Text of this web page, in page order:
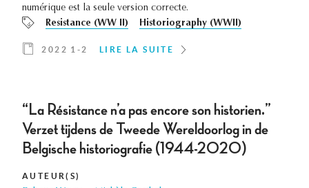
numérique est la seule version correcte.
Resistance (WW II)
Historiography (WWII)
2022 1-2 LIRE LA SUITE
“La Résistance n’a pas encore son historien.”
Verzet tijdens de Tweede Wereldoorlog in de
Belgische historiografie (1944-2020)
AUTEUR(S)